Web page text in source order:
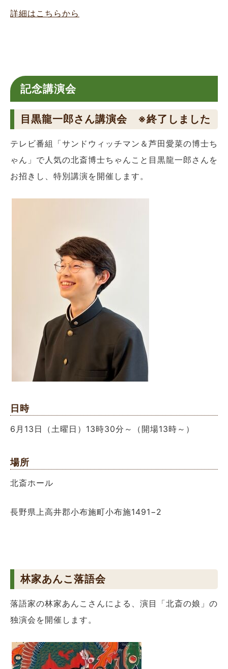
詳細はこちらから
記念講演会
目黒龍一郎さん講演会 ※終了しました
テレビ番組「サンドウィッチマン＆芦田愛菜の博士ち
ゃん」で人気の北斎博士ちゃんこと目黒龍一郎さんを
お招きし、特別講演を開催します。
日時
6月13日（土曜日）13時30分～（開場13時～）
場所
北斎ホール
長野県上高井郡小布施町小布施1491−2
林家あんこ落語会
落語家の林家あんこさんによる、演目「北斎の娘」の
独演会を開催します。